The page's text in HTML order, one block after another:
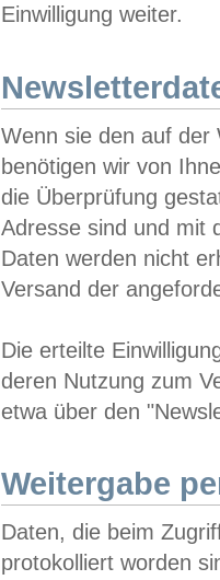
Einwilligung weiter.
Wenn sie den auf der
benötigen wir von
die Überprüfung
Adresse sind und mit
Daten werden nicht
Versand der
Die erteilte
deren Nutzung zum
etwa über den
Weitergabe
Daten, die beim
protokolliert worden